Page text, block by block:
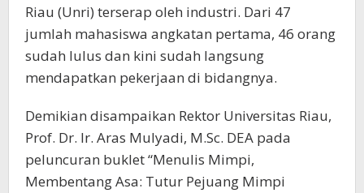
Riau (Unri) terserap oleh industri. Dari 47
jumlah mahasiswa angkatan pertama, 46 orang
sudah lulus dan kini sudah langsung
mendapatkan pekerjaan di bidangnya.
Demikian disampaikan Rektor Universitas Riau,
Prof. Dr. Ir. Aras Mulyadi, M.Sc. DEA pada
peluncuran buklet “Menulis Mimpi,
Membentang Asa: Tutur Pejuang Mimpi